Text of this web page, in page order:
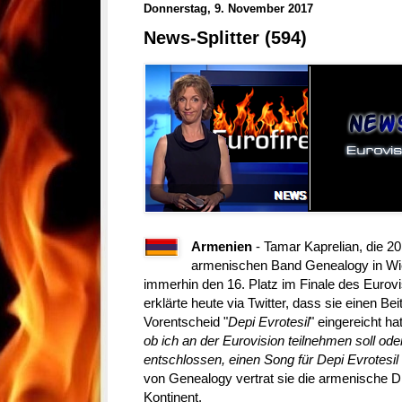
Donnerstag, 9. November 2017
News-Splitter (594)
Armenien- Tamar Kaprelian, die
armenischen Band Genealogy in
immerhin den 16. Platz im Finale des
erklärte heute via Twitter, dass sie einen
Vorentscheid "Depi Evrotesil" eingereicht
ob ich an der Eurovision teilnehmen soll
entschlossen, einen Song für Depi
von Genealogy vertrat sie die armenische
Kontinent.